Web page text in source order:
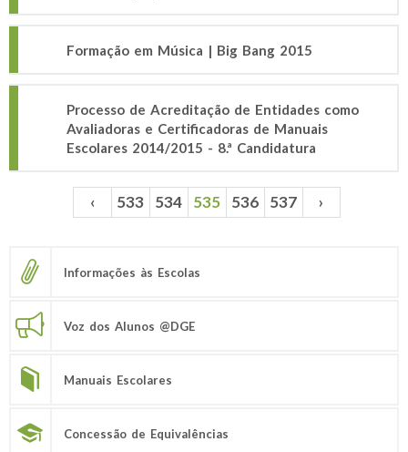
Formação em Música | Big Bang 2015
Processo de Acreditação de Entidades como
Avaliadoras e Certificadoras de Manuais
Escolares 2014/2015 - 8.ª Candidatura
Páginas ‹ 533 534 535 536 537 ›
Informações às Escolas
Voz dos Alunos @DGE
Manuais Escolares
Concessão de Equivalências